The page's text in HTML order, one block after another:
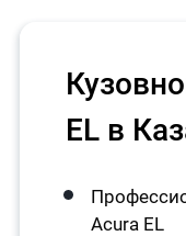
EL в
Acura EL